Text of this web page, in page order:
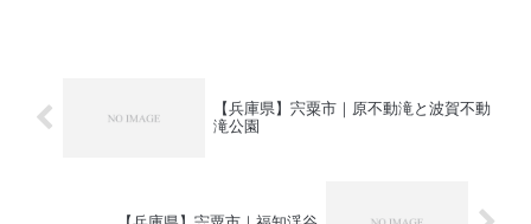
【兵庫県】宍粟市｜原不動滝と波賀不動
滝公園